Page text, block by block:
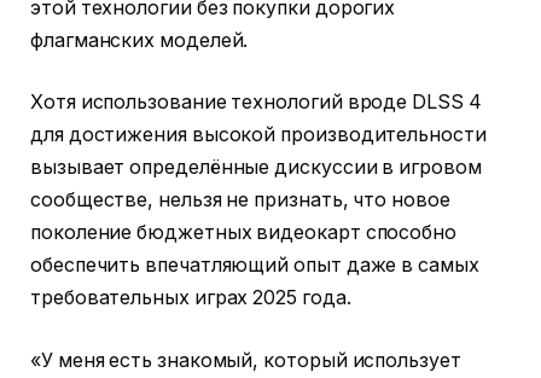
этой технологии без покупки дорогих
флагманских моделей.
Хотя использование технологий вроде DLSS 4
для достижения высокой производительности
вызывает определённые дискуссии в игровом
сообществе, нельзя не признать, что новое
поколение бюджетных видеокарт способно
обеспечить впечатляющий опыт даже в самых
требовательных играх 2025 года.
«У меня есть знакомый, который использует